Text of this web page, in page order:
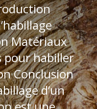
Matériaux
pour habiller
Conclusion
d’un